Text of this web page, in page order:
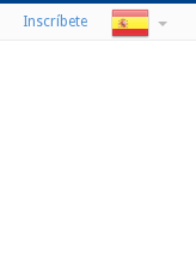
Inscríbete